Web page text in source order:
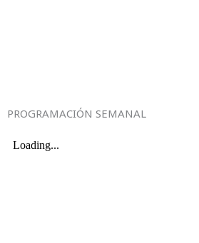
PROGRAMACIÓN SEMANAL